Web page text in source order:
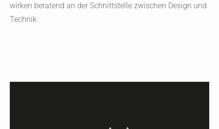
wirken beratend an der Schnittstelle zwischen Design und
Technik.